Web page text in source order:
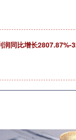
同比增长2807.87%-